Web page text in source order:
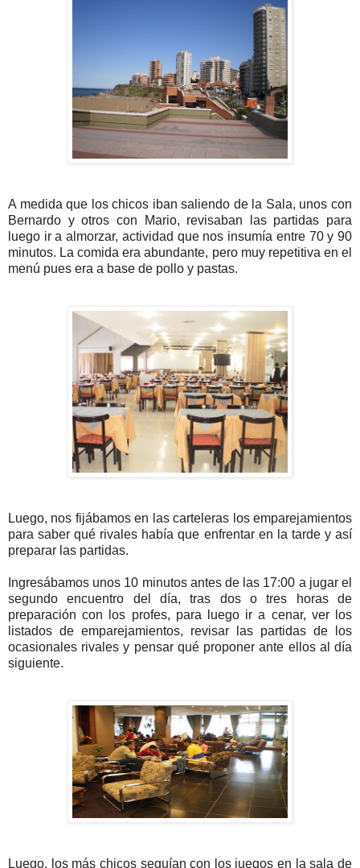
A medida que los chicos iban saliendo de la Sala, unos con
Bernardo y otros con Mario, revisaban las partidas para
luego ir a almorzar, actividad que nos insumía entre 70 y 90
minutos. La comida era abundante, pero muy repetitiva en el
menú pues era a base de pollo y pastas.
Luego, nos fijábamos en las carteleras los emparejamientos
para saber qué rivales había que enfrentar en la tarde y así
preparar las partidas.
Ingresábamos unos 10 minutos antes de las 17:00 a jugar el
segundo encuentro del día, tras dos o tres horas de
preparación con los profes, para luego ir a cenar, ver los
listados de emparejamientos, revisar las partidas de los
ocasionales rivales y pensar qué proponer ante ellos al día
siguiente.
Luego, los más chicos seguían con los juegos en la sala de